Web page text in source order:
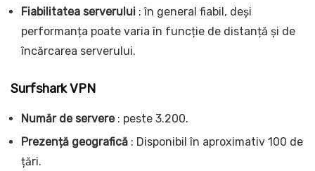
Fiabilitatea serverului : în general fiabil, deși
performanța poate varia în funcție de distanță și de
încărcarea serverului.
Surfshark VPN
Număr de servere: peste 3.200.
Prezență geografică : Disponibil în aproximativ 100 de
țări.